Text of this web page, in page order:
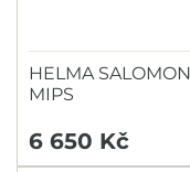
HELMA
MIPS
6 650 Kč